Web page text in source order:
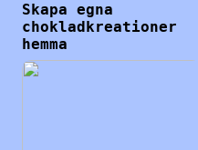
Skapa egna
chokladkreationer
hemma